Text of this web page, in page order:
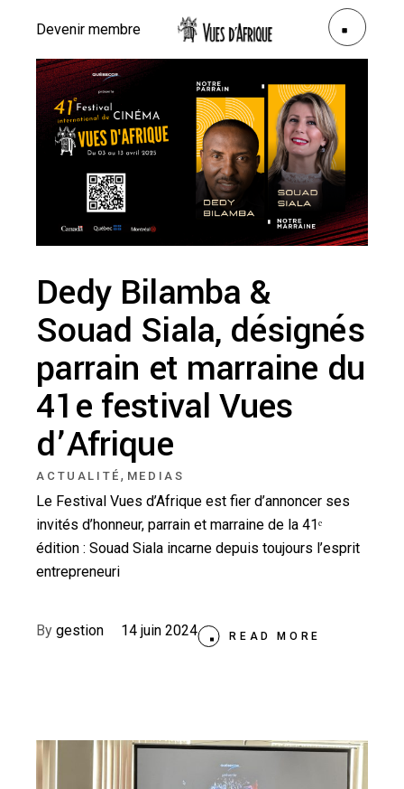
Devenir membre
Dedy Bilamba &
Souad Siala, désignés
parrain et marraine du
41e festival Vues
d’Afrique
ACTUALITÉ , MEDIAS
Le Festival Vues d’Afrique est fier d’annoncer ses
invités d’honneur, parrain et marraine de la 41ᵉ
édition : Souad Siala incarne depuis toujours l’esprit
entrepreneuri
READ MORE
By gestion 14 juin 2024